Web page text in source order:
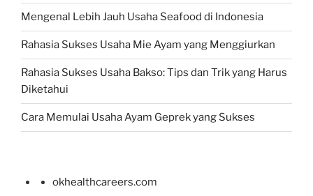
Mengenal Lebih Jauh Usaha Seafood di Indonesia
Rahasia Sukses Usaha Mie Ayam yang Menggiurkan
Rahasia Sukses Usaha Bakso: Tips dan Trik yang Harus
Diketahui
Cara Memulai Usaha Ayam Geprek yang Sukses
okhealthcareers.com